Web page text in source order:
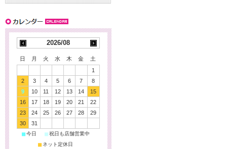
2026/08
日 月 火 水 木 金
土
1
2
3 4 5 6 7
8
9
10 11 12 13 14
15
16
17 18 19 20 21
22
23
24 25 26 27 28
29
30
31
■今日 ■祝日も店舗営業中
■ネット定休日